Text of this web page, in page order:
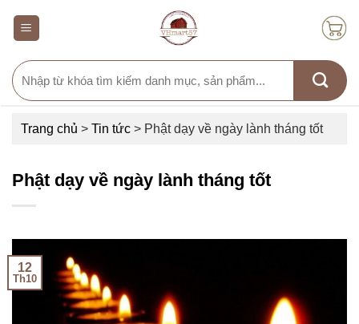
Search
for:
Trang chủ > Tin tức > Phật dạy về ngày lành tháng tốt
Phật dạy về ngày lành tháng tốt
12
Th10